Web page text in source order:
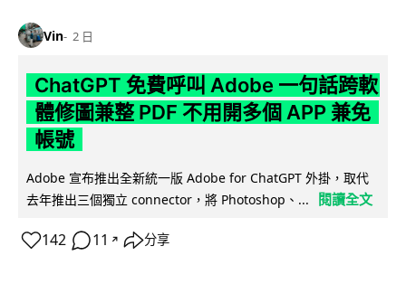
Vin 2 日
ChatGPT 免費呼叫 Adobe 一句話跨軟
體修圖兼整 PDF 不用開多個 APP 兼免
帳號
Adobe 宣布推出全新統一版 Adobe for ChatGPT 外掛，取代
去年推出三個獨立 connector，將 Photoshop、...
閱讀全文
142 11 ↗ 分享